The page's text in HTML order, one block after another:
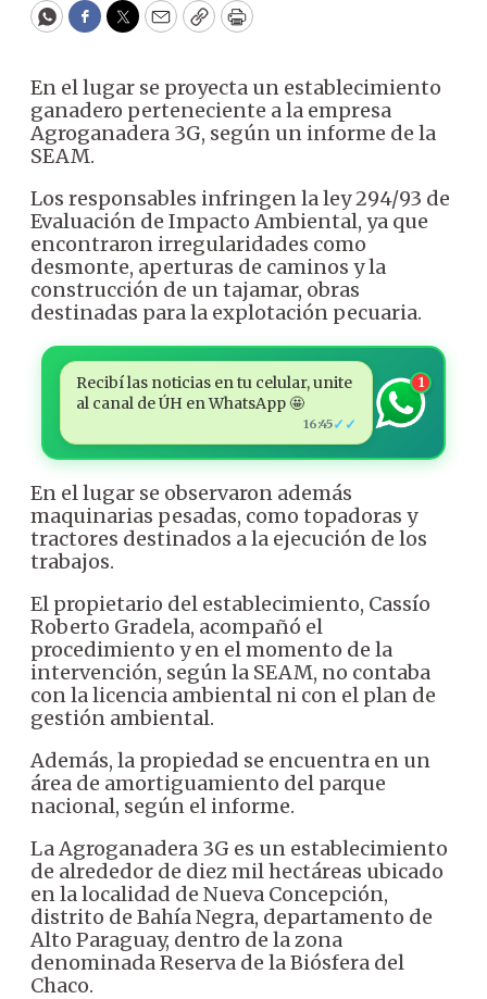
WhatsApp
Facebook
Twitter
EmailCopyPrint
En el lugar se proyecta un establecimiento
ganadero perteneciente a la empresa
Agroganadera 3G, según un informe de la
SEAM.
Los responsables infringen la ley 294/93 de
Evaluación de Impacto Ambiental, ya que
encontraron irregularidades como
desmonte, aperturas de caminos y la
construcción de un tajamar, obras
destinadas para la explotación pecuaria.
Recibí las noticias en tu celular, unite
al canal de ÚH en WhatsApp 🤩
16:45✓✓
1
En el lugar se observaron además
maquinarias pesadas, como topadoras y
tractores destinados a la ejecución de los
trabajos.
El propietario del establecimiento, Cassío
Roberto Gradela, acompañó el
procedimiento y en el momento de la
intervención, según la SEAM, no contaba
con la licencia ambiental ni con el plan de
gestión ambiental.
Además, la propiedad se encuentra en un
área de amortiguamiento del parque
nacional, según el informe.
La Agroganadera 3G es un establecimiento
de alrededor de diez mil hectáreas ubicado
en la localidad de Nueva Concepción,
distrito de Bahía Negra, departamento de
Alto Paraguay, dentro de la zona
denominada Reserva de la Biósfera del
Chaco.